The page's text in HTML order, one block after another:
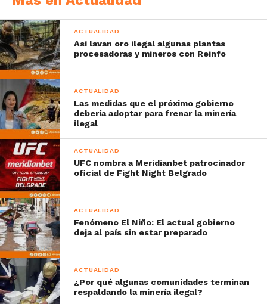
ACTUALIDAD
Así lavan oro ilegal algunas plantas
procesadoras y mineros con Reinfo
ACTUALIDAD
Las medidas que el próximo gobierno
debería adoptar para frenar la minería
ilegal
ACTUALIDAD
UFC nombra a Meridianbet patrocinador
oficial de Fight Night Belgrado
ACTUALIDAD
Fenómeno El Niño: El actual gobierno
deja al país sin estar preparado
ACTUALIDAD
¿Por qué algunas comunidades terminan
respaldando la minería ilegal?